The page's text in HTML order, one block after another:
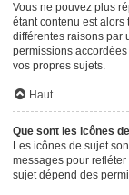
Vous ne pouvez plus
étant contenu est
différentes raisons par
permissions
vos propres sujets.
Haut
Que sont les icônes
Les icônes de sujet
messages pour
sujet dépend des